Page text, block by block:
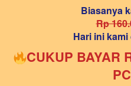
Biasanya
Rp
Hari ini
CUKUP BAYAR